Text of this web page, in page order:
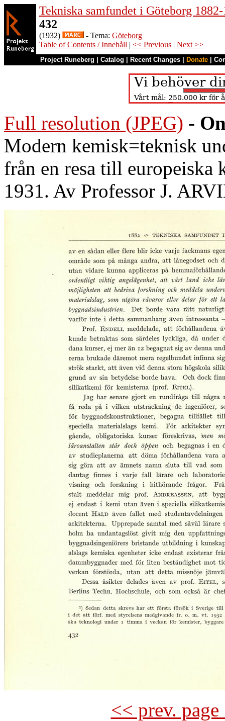
Tekniska samfundet i Göteborg
432
(1932) - Tema: Göteborg
Table of Contents / Innehåll | << Previous | Next >>
Project Runeberg Catalog Recent Changes Donate
Full resolution (JPEG) -
Modern kemisk=teknisk
från en resa till europeiska
1931. Av Professor J.
<< prev.